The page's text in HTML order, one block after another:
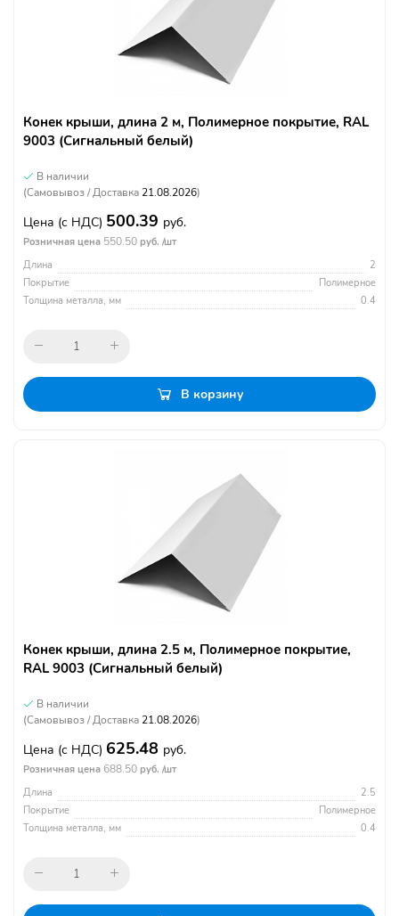
Конек крыши, длина 2 м, Полимерное покрытие, RAL
9003 (Сигнальный белый)
В наличии
(Самовывоз / Доставка 21.08.2026)
Цена (с НДС) 500.39 руб.
Розничная цена 550.50 руб. /шт
Длина
2
Покрытие
Полимерное
Толщина металла, мм
0.4
В корзину
Конек крыши, длина 2.5 м, Полимерное покрытие,
RAL 9003 (Сигнальный белый)
В наличии
(Самовывоз / Доставка 21.08.2026)
Цена (с НДС) 625.48 руб.
Розничная цена 688.50 руб. /шт
Длина
2.5
Покрытие
Полимерное
Толщина металла, мм
0.4